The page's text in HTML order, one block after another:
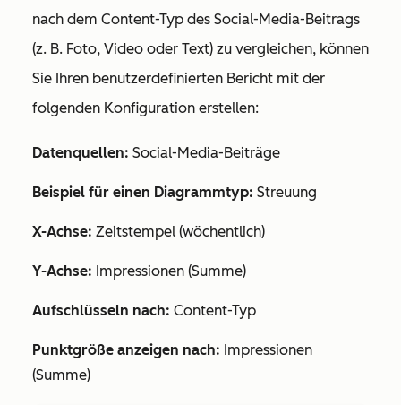
nach dem Content-Typ des Social-Media-Beitrags
(z. B. Foto, Video oder Text) zu vergleichen, können
Sie Ihren benutzerdefinierten Bericht mit der
folgenden Konfiguration erstellen:
Datenquellen: Social-Media-Beiträge
Beispiel für einen Diagrammtyp: Streuung
X-Achse: Zeitstempel (wöchentlich)
Y-Achse: Impressionen (Summe)
Aufschlüsseln nach: Content-Typ
Punktgröße anzeigen nach: Impressionen
(Summe)